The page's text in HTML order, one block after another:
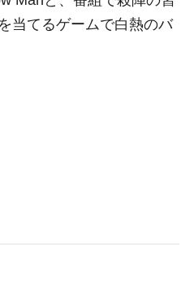
当てるゲームで白熱のバ